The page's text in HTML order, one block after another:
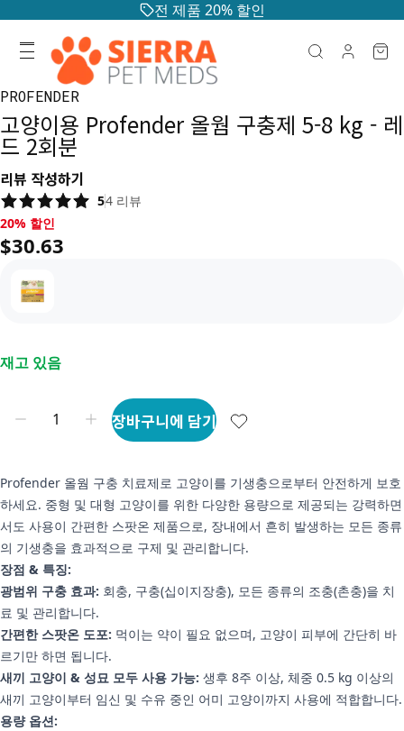
전 제품 20% 할인
PROFENDER
고양이용 Profender 올웜 구충제 5-8 kg - 레
드 2회분
리뷰 작성하기
54 리뷰
20% 할인, $30.63
20% 할인
$30.63
재고 있음
장바구니에 담기
Profender 올웜 구충 치료제로 고양이를 기생충으로부터 안전하게 보호
하세요. 중형 및 대형 고양이를 위한 다양한 용량으로 제공되는 강력하면
서도 사용이 간편한 스팟온 제품으로, 장내에서 흔히 발생하는 모든 종류
의 기생충을 효과적으로 구제 및 관리합니다.
장점 & 특징:
광범위 구충 효과: 회충, 구충(십이지장충), 모든 종류의 조충(촌충)을 치
료 및 관리합니다.
간편한 스팟온 도포: 먹이는 약이 필요 없으며, 고양이 피부에 간단히 바
르기만 하면 됩니다.
새끼 고양이 & 성묘 모두 사용 가능: 생후 8주 이상, 체중 0.5 kg 이상의
새끼 고양이부터 임신 및 수유 중인 어미 고양이까지 사용에 적합합니다.
용량 옵션: